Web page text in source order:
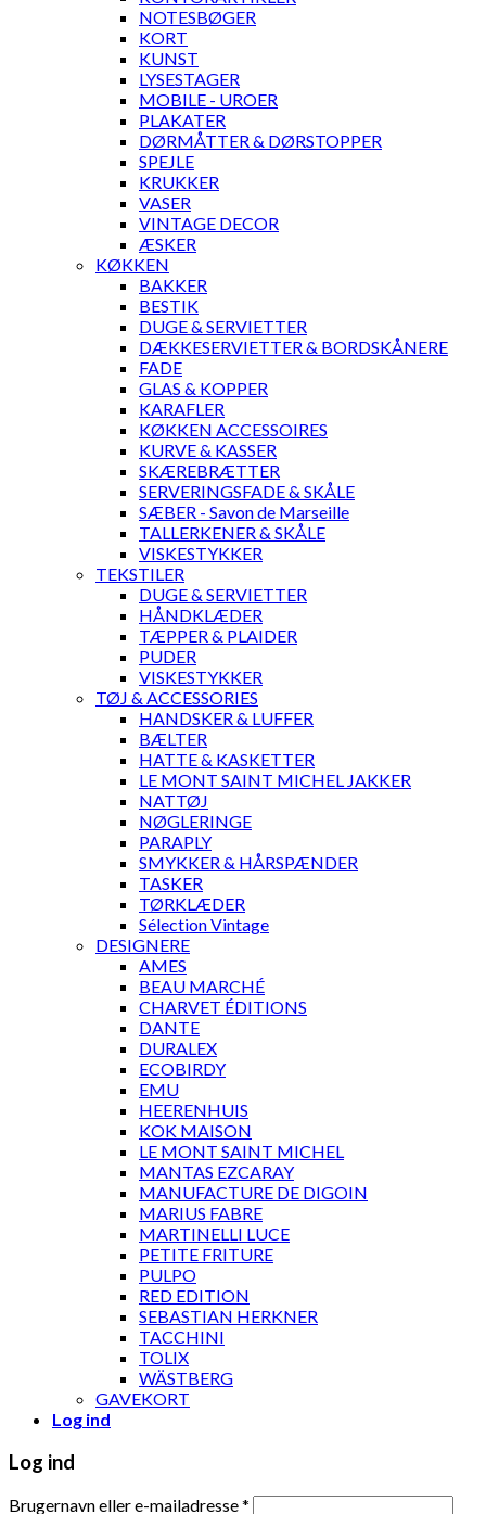
NOTESBØGER
KORT
KUNST
LYSESTAGER
MOBILE - UROER
PLAKATER
DØRMÅTTER & DØRSTOPPER
SPEJLE
KRUKKER
VASER
VINTAGE DECOR
ÆSKER
KØKKEN
BAKKER
BESTIK
DUGE & SERVIETTER
DÆKKESERVIETTER & BORDSKÅNERE
FADE
GLAS & KOPPER
KARAFLER
KØKKEN ACCESSOIRES
KURVE & KASSER
SKÆREBRÆTTER
SERVERINGSFADE & SKÅLE
SÆBER - Savon de Marseille
TALLERKENER & SKÅLE
VISKESTYKKER
TEKSTILER
DUGE & SERVIETTER
HÅNDKLÆDER
TÆPPER & PLAIDER
PUDER
VISKESTYKKER
TØJ & ACCESSORIES
HANDSKER & LUFFER
BÆLTER
HATTE & KASKETTER
LE MONT SAINT MICHEL JAKKER
NATTØJ
NØGLERINGE
PARAPLY
SMYKKER & HÅRSPÆNDER
TASKER
TØRKLÆDER
Sélection Vintage
DESIGNERE
AMES
BEAU MARCHÉ
CHARVET ÉDITIONS
DANTE
DURALEX
ECOBIRDY
EMU
HEERENHUIS
KOK MAISON
LE MONT SAINT MICHEL
MANTAS EZCARAY
MANUFACTURE DE DIGOIN
MARIUS FABRE
MARTINELLI LUCE
PETITE FRITURE
PULPO
RED EDITION
SEBASTIAN HERKNER
TACCHINI
TOLIX
WÄSTBERG
GAVEKORT
Log ind
Log ind
Brugernavn eller e-mailadresse*